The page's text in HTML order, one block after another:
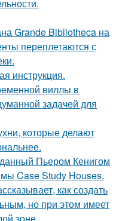
Grande Bibliotheca на
переплетаются с
инструкция.
виллы в
задачей для
которые делают
Пьером Кенигом
Case Study Houses.
как создать
но при этом имеет